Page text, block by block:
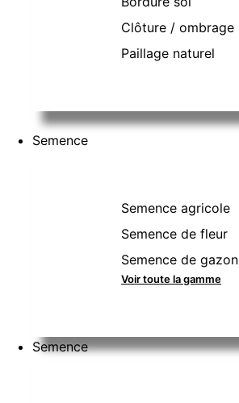
Clôture / ombrage
Paillage naturel
Semence
Semence agricole
Semence de fleur
Semence de gazon
Voir toute la gamme
Semence